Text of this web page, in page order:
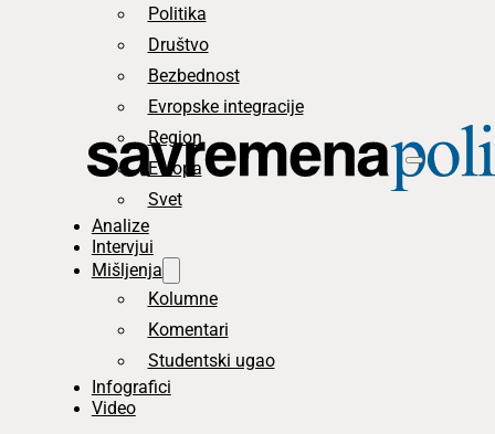
Politika
Društvo
Bezbednost
Evropske integracije
Region
Evropa
Svet
Analize
Intervjui
Mišljenja
Kolumne
Komentari
Studentski ugao
Infografici
Video